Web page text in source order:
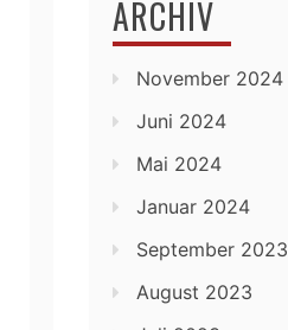
ARCHIV
November 2024
Juni 2024
Mai 2024
Januar 2024
September 2023
August 2023